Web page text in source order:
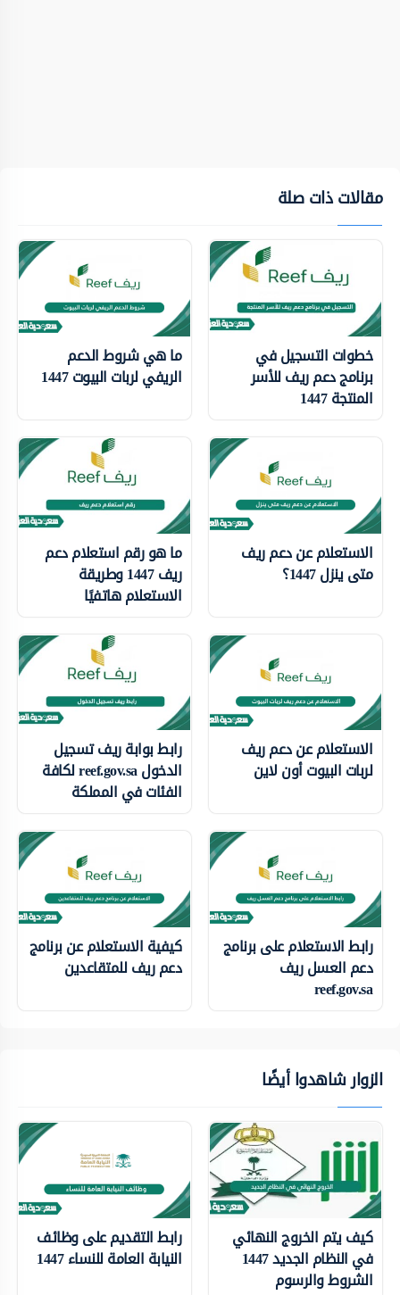
مقالات ذات صلة
خطوات التسجيل في
برنامج دعم ريف للأسر
المنتجة 1447
ما هي شروط الدعم
الريفي لربات البيوت 1447
الاستعلام عن دعم ريف
متى ينزل 1447؟
ما هو رقم استعلام دعم
ريف 1447 وطريقة
الاستعلام هاتفيًا
الاستعلام عن دعم ريف
لربات البيوت أون لاين
رابط بوابة ريف تسجيل
الدخول reef.gov.sa لكافة
الفئات في المملكة
رابط الاستعلام على برنامج
دعم العسل ريف
reef.gov.sa
كيفية الاستعلام عن برنامج
دعم ريف للمتقاعدين
الزوار شاهدوا أيضًا
كيف يتم الخروج النهائي
في النظام الجديد 1447
الشروط والرسوم
رابط التقديم على وظائف
النيابة العامة للنساء 1447